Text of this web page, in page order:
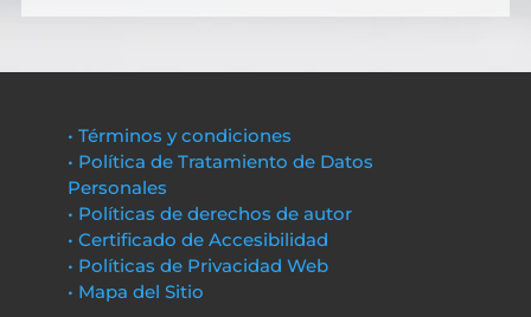
• Términos y condiciones
• Política de Tratamiento de Datos
Personales
• Políticas de derechos de autor
• Certificado de Accesibilidad
• Políticas de Privacidad Web
• Mapa del Sitio